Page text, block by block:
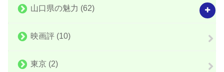
山口県の魅力 (62)
映画評 (10)
東京 (2)